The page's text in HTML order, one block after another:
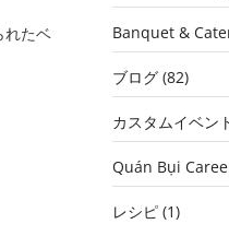
れたベ
Banquet &
ブログ (82)
カスタムイベン
Quán Bụi
レシピ (1)